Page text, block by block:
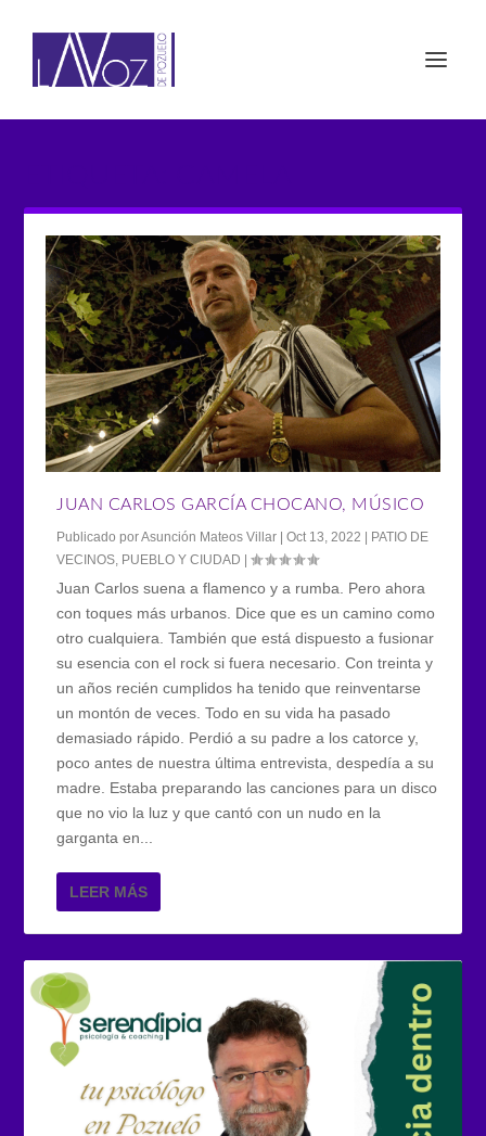
JUAN CARLOS GARCÍA CHOCANO, MÚSICO
Publicado porAsunción Mateos Villar |Oct 13, 2022 | PATIO DE
VECINOS PUEBLO Y CIUDAD |
Juan Carlos suena a flamenco y a rumba. Pero ahora
con toques más urbanos. Dice que es un camino como
otro cualquiera. También que está dispuesto a fusionar
su esencia con el rock si fuera necesario. Con treinta y
un años recién cumplidos ha tenido que reinventarse
un montón de veces. Todo en su vida ha pasado
demasiado rápido. Perdió a su padre a los catorce y,
poco antes de nuestra última entrevista, despedía a su
madre. Estaba preparando las canciones para un disco
que no vio la luz y que cantó con un nudo en la
garganta en...
LEER MÁS